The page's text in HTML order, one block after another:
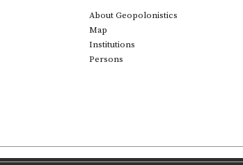
About Geopolonistics
Map
Institutions
Persons